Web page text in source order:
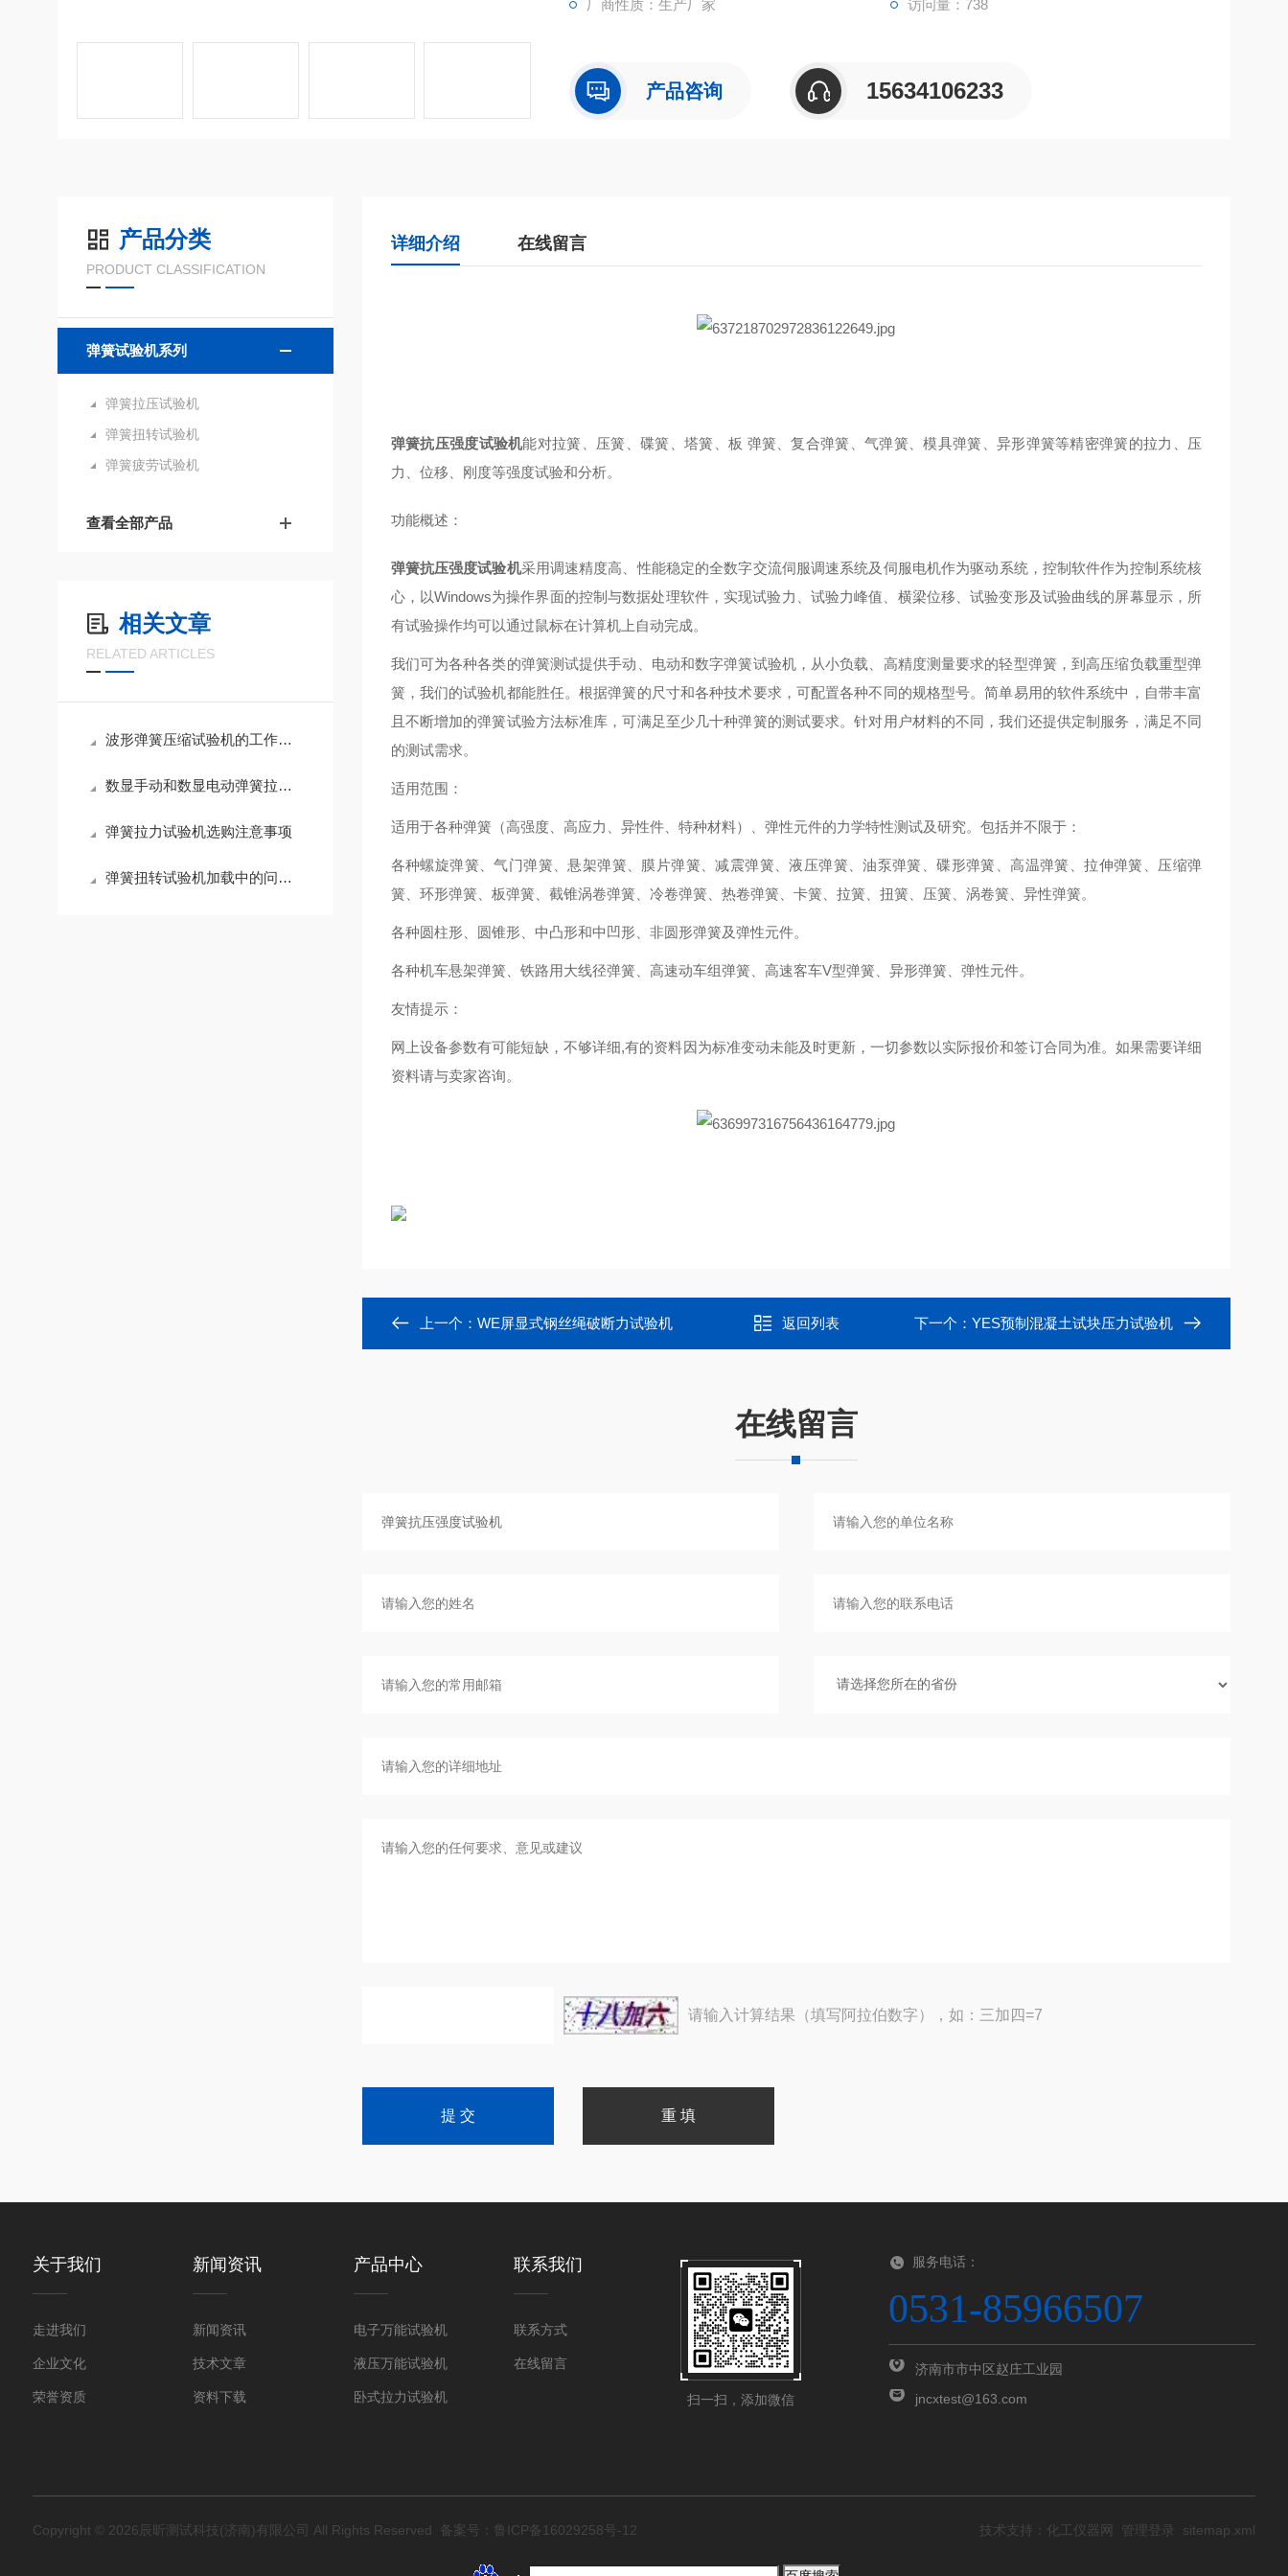
厂商性质：生产厂家 访问量：738
产品咨询 15634106233
产品分类
PRODUCT CLASSIFICATION
弹簧试验机系列
弹簧拉压试验机
弹簧扭转试验机
弹簧疲劳试验机
查看全部产品
相关文章
RELATED ARTICLES
波形弹簧压缩试验机的工作原理
数显手动和数显电动弹簧拉压试验机使用区别
弹簧拉力试验机选购注意事项
弹簧扭转试验机加载中的问题处理
详细介绍 在线留言
弹簧抗压强度试验机能对拉簧、压簧、碟簧、塔簧、板 弹簧、复合弹簧、气弹簧、模具弹簧、异形弹簧等精密弹簧的拉力、压
力、位移、刚度等强度试验和分析。
功能概述：
弹簧抗压强度试验机采用调速精度高、性能稳定的全数字交流伺服调速系统及伺服电机作为驱动系统，控制软件作为控制系统核
心，以Windows为操作界面的控制与数据处理软件，实现试验力、试验力峰值、横梁位移、试验变形及试验曲线的屏幕显示，所
有试验操作均可以通过鼠标在计算机上自动完成。
我们可为各种各类的弹簧测试提供手动、电动和数字弹簧试验机，从小负载、高精度测量要求的轻型弹簧，到高压缩负载重型弹
簧，我们的试验机都能胜任。根据弹簧的尺寸和各种技术要求，可配置各种不同的规格型号。简单易用的软件系统中，自带丰富
且不断增加的弹簧试验方法标准库，可满足至少几十种弹簧的测试要求。针对用户材料的不同，我们还提供定制服务，满足不同
的测试需求。
适用范围：
适用于各种弹簧（高强度、高应力、异性件、特种材料）、弹性元件的力学特性测试及研究。包括并不限于：
各种螺旋弹簧、气门弹簧、悬架弹簧、膜片弹簧、减震弹簧、液压弹簧、油泵弹簧、碟形弹簧、高温弹簧、拉伸弹簧、压缩弹
簧、环形弹簧、板弹簧、截锥涡卷弹簧、冷卷弹簧、热卷弹簧、卡簧、拉簧、扭簧、压簧、涡卷簧、异性弹簧。
各种圆柱形、圆锥形、中凸形和中凹形、非圆形弹簧及弹性元件。
各种机车悬架弹簧、铁路用大线径弹簧、高速动车组弹簧、高速客车V型弹簧、异形弹簧、弹性元件。
友情提示：
网上设备参数有可能短缺，不够详细,有的资料因为标准变动未能及时更新，一切参数以实际报价和签订合同为准。如果需要详细
资料请与卖家咨询。
上一个： WE屏显式钢丝绳破断力试验机 返回列表 下一个： YES预制混凝土试块压力试验机
在线留言
请输入计算结果（填写阿拉伯数字），如：三加四=7
关于我们
走进我们
企业文化
荣誉资质
新闻资讯
新闻资讯
技术文章
资料下载
产品中心
电子万能试验机
液压万能试验机
卧式拉力试验机
联系我们
联系方式
在线留言
扫一扫，添加微信
服务电话：
0531-85966507
济南市市中区赵庄工业园
jncxtest@163.com
Copyright © 2026辰昕测试科技(济南)有限公司 All Rights Reserved 备案号：鲁ICP备16029258号-12 技术支持： 化工仪器网 管理登录 sitemap.xml